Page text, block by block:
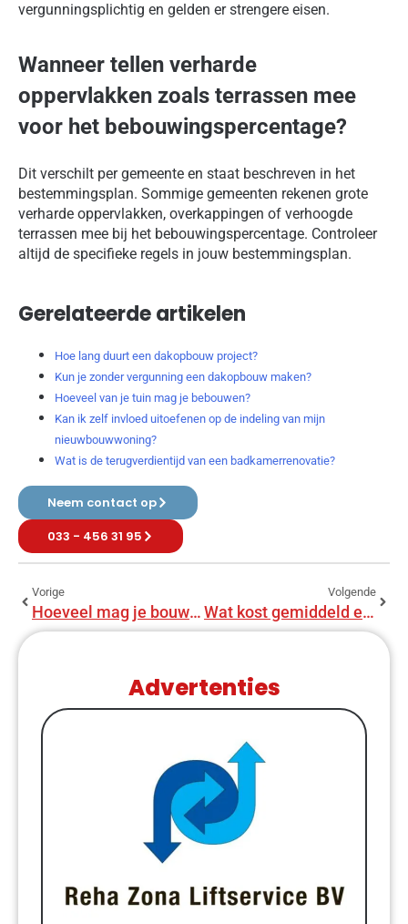
vergunningsplichtig en gelden er strengere eisen.
Wanneer tellen verharde
oppervlakken zoals terrassen mee
voor het bebouwingspercentage?
Dit verschilt per gemeente en staat beschreven in het
bestemmingsplan. Sommige gemeenten rekenen grote
verharde oppervlakken, overkappingen of verhoogde
terrassen mee bij het bebouwingspercentage. Controleer
altijd de specifieke regels in jouw bestemmingsplan.
Gerelateerde artikelen
Hoe lang duurt een dakopbouw project?
Kun je zonder vergunning een dakopbouw maken?
Hoeveel van je tuin mag je bebouwen?
Kan ik zelf invloed uitoefenen op de indeling van mijn
nieuwbouwwoning?
Wat is de terugverdientijd van een badkamerrenovatie?
Neem contact op
033 - 456 31 95
Vorige
Hoeveel mag je bouwen in je achtertuin?
Volgende
Wat kost gemiddeld een uitbouw?
Advertenties